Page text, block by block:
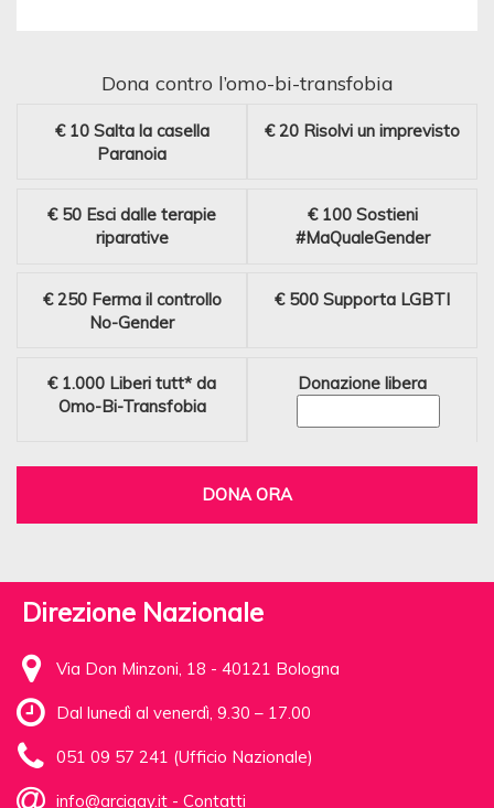
Dona contro l’omo-bi-transfobia
€ 10 Salta la casella
Paranoia
€ 20 Risolvi un imprevisto
€ 50 Esci dalle terapie
riparative
€ 100 Sostieni
#MaQualeGender
€ 250 Ferma il controllo
No-Gender
€ 500 Supporta LGBTI
€ 1.000 Liberi tutt* da
Omo-Bi-Transfobia
Donazione libera
DONA ORA
Direzione Nazionale
Via Don Minzoni, 18 - 40121 Bologna
Dal lunedì al venerdì, 9.30 – 17.00
051 09 57 241 (Ufficio Nazionale)
info@arcigay.it - Contatti